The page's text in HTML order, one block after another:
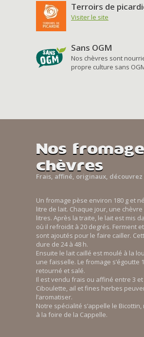
Terroirs de
Visiter le site
Sans OGM
Nos chèvres sont
propre culture sans
Nos
chèvres
Frais, affiné, originaux, découvrez
Un fromage pèse environ 180 g et
litre de lait. Chaque jour, une chèvre
litres. Après la traite, le lait est mis
où il refroidit à 20 degrés. Ferment
sont ajoutés pour le faire cailler.
dure de 24 à 48 h.
Ensuite le lait caillé est moulé à la
une faisselle. Le fromage s’égoutte
retourné et salé.
Il est vendu frais ou affiné entre 3 et
Ciboulette, ail et fines herbes
l’aromatiser.
Notre spécialité s’appelle le Bicottin,
à la foire de la Cappelle.